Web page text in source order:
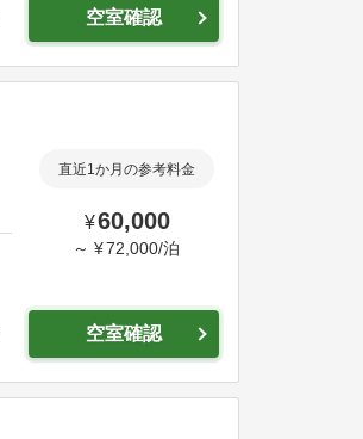
空室確認
直近1か月の参考料金
¥60,000
～ ¥72,000/泊
空室確認